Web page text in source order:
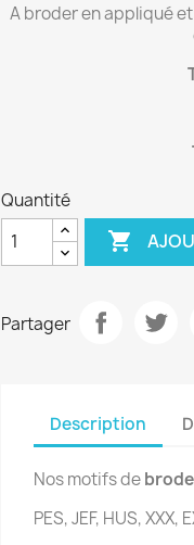
A broder en appliqué
Quantité

Partager
Description
Nos motifs de
PES, JEF, HUS, XXX,